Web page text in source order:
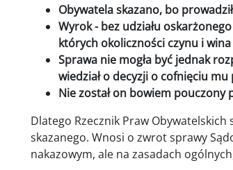
Obywatela skazano, bo
Wyrok - bez udziału
których okoliczności czynu i
Sprawa nie mogła być jednak
wiedział o decyzji o cofnięciu mu
Nie został on bowiem
Dlatego Rzecznik Praw Obywatelskich
skazanego. Wnosi o zwrot sprawy
nakazowym, ale na zasadach